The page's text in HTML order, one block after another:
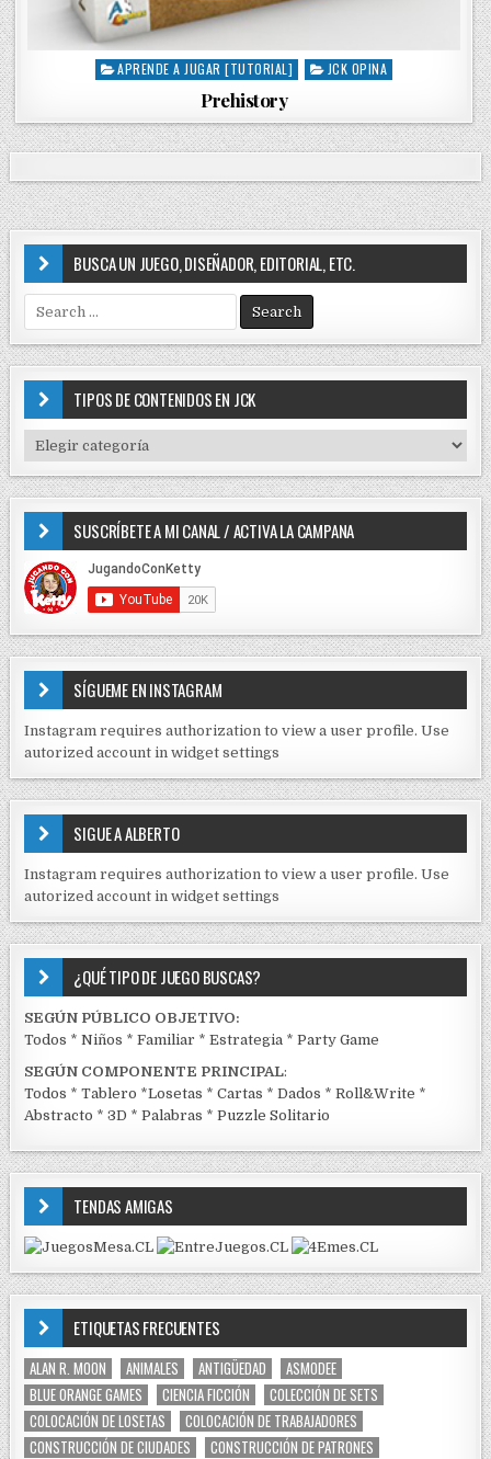
P
t
e
d
i
n
APRENDE A JUGAR [TUTORIAL] JCK OPINA
Prehistory
BUSCA UN JUEGO, DISEÑADOR, EDITORIAL, ETC.
e
a
r
f
r
:
TIPOS DE CONTENIDOS EN JCK
I
P
D
E
C
O
N
T
I
D
S
E
J
C
K
SUSCRÍBETE A MI CANAL / ACTIVA LA CAMPANA
SÍGUEME EN INSTAGRAM
Instagram requires authorization to view a user profile. Use
autorized account in widget settings
SIGUE A ALBERTO
Instagram requires authorization to view a user profile. Use
autorized account in widget settings
¿QUÉ TIPO DE JUEGO BUSCAS?
SEGÚN PÚBLICO OBJETIVO:
Todos *Niños *Familiar *Estrategia *Party Game
SEGÚN COMPONENTE PRINCIPAL:
Todos *Tablero *Losetas *Cartas *Dados *Roll&Write *
Abstracto *3D *Palabras *Puzzle Solitario
TENDAS AMIGAS
ETIQUETAS FRECUENTES
ALAN R. MOON ANIMALES ANTIGÜEDAD
ASMODEE
BLUE ORANGE GAMES
CIENCIA FICCIÓN
COLECCIÓN DE SETS
COLOCACIÓN DE LOSETAS
COLOCACIÓN DE TRABAJADORES
CONSTRUCCIÓN DE CIUDADES
CONSTRUCCIÓN DE PATRONES